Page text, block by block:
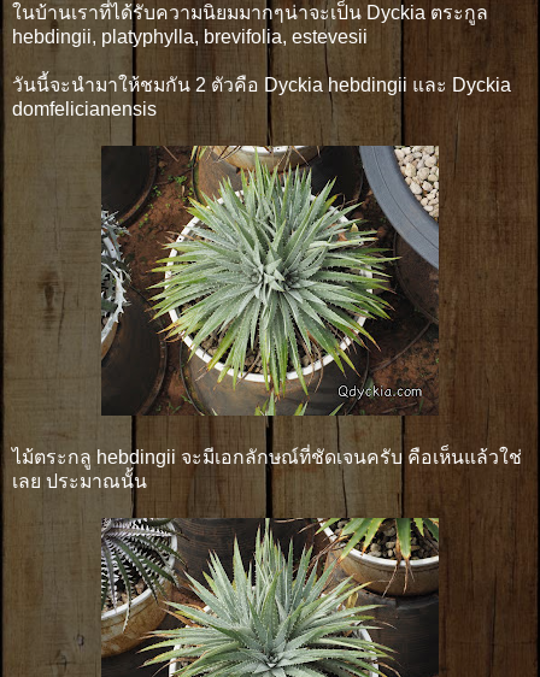
ในบ้านเราที่ได้รับความนิยมมากๆน่าจะเป็น Dyckia ตระกูล
hebdingii, platyphylla, brevifolia, estevesii
วันนี้จะนำมาให้ชมกัน 2 ตัวคือ Dyckia hebdingii และ Dyckia
domfelicianensis
ไม้ตระกลู hebdingii จะมีเอกลักษณ์ที่ชัดเจนครับ คือเห็นแล้วใช่
เลย ประมาณนั้น